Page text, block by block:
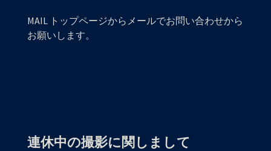
MAIL トップページからメールでお問い合わせから
お願いします。
連休中の撮影に関しまして